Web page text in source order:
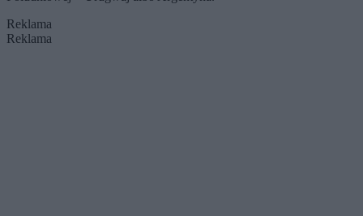
Reklama
Reklama